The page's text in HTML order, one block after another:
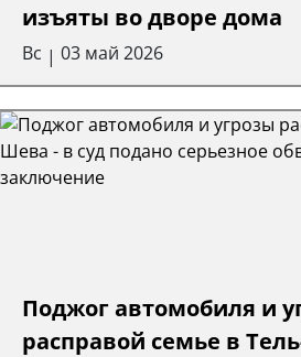
изъяты во дворе дома
Вс | 03 май 2026
Поджог автомобиля и
расправой семье в